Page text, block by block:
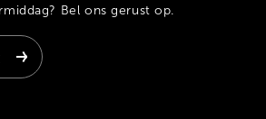
Bel ons gerust op.